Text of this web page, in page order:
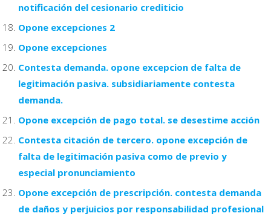
notificación del cesionario crediticio
Opone excepciones 2
Opone excepciones
Contesta demanda. opone excepcion de falta de
legitimación pasiva. subsidiariamente contesta
demanda.
Opone excepción de pago total. se desestime acción
Contesta citación de tercero. opone excepción de
falta de legitimación pasiva como de previo y
especial pronunciamiento
Opone excepción de prescripción. contesta demanda
de daños y perjuicios por responsabilidad profesional